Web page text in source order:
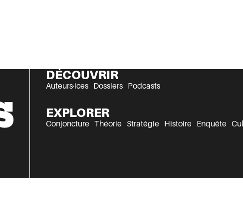
DÉCOUVRIR
Auteurs·ices Dossiers Podcasts
EXPLORER
Conjoncture Théorie Stratégie Histoire Enquête